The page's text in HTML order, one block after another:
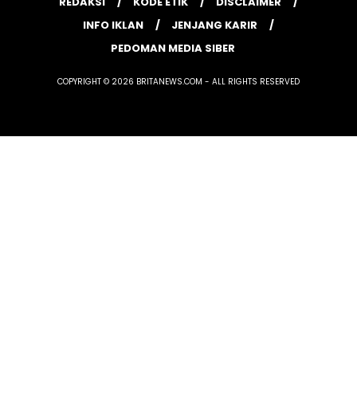
INFO IKLAN
JENJANG KARIR
PEDOMAN MEDIA SIBER
COPYRIGHT © 2026 BRITANEWS.COM - ALL RIGHTS RESERVED